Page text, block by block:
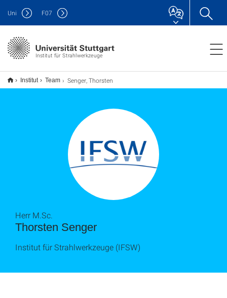
Institut für Strahlwerkzeuge
Uni F07
Institut Team Senger, Thorsten
Thorsten Senger
Herr M.Sc.
Institut für Strahlwerkzeuge (IFSW)